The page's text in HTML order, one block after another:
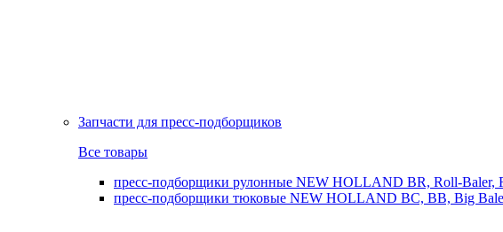
Запчасти для пресс-подборщиков
Все товары
пресс-подборщики рулонные NEW HOLLAND BR, Roll-Baler,
пресс-подборщики тюковые NEW HOLLAND BC, BB, Big